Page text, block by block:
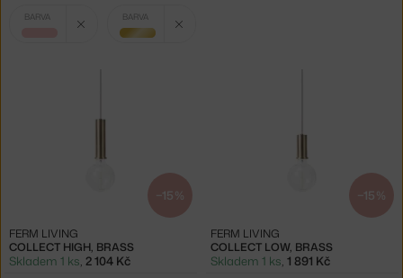
Vybrané
BARVA BARVA
zlatá
−15 %
COLLECT HIGH, BRASS
FERM LIVING
Skladem 1 ks 2 104 Kč
−15 %
COLLECT LOW, BRASS
FERM LIVING
Skladem 1 ks 1 891 Kč